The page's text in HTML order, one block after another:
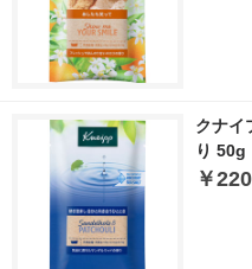
クナイ
り 50g
￥220